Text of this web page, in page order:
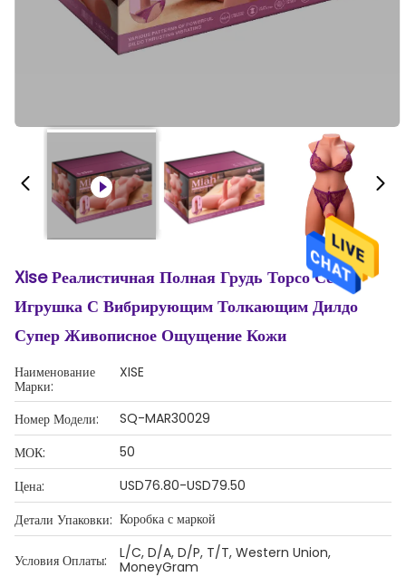
Xise Реалистичная Полная Грудь Торсо Секс-
Игрушка С Вибрирующим Толкающим Дилдо
Супер Живописное Ощущение Кожи
Наименование
Марки:
XISE
Номер Модели:
SQ-MAR30029
МОК:
50
Цена:
USD76.80-USD79.50
Детали Упаковки: Коробка с маркой
Условия Оплаты:
L/C, D/A, D/P, T/T, Western Union,
MoneyGram